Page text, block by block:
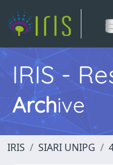
IRIS -
Archive
IRIS SIARI UNIPG